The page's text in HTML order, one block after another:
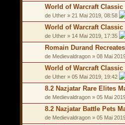
World of Warcraft
de Uther » 21 Mai 2019, 08:58
World of Warcraft
de Uther » 14 Mai 2019, 17:35
Romain Durand
de Medievaldragon » 08 Mai
World of Warcraft
de Uther » 05 Mai 2019, 19:42
8.2 Nazjatar Rare Elites
de Medievaldragon » 05 Mai
8.2 Nazjatar Battle Pets
de Medievaldragon » 05 Mai